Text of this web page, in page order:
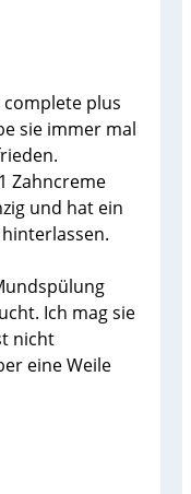
plus
sie immer mal
Zahncreme
und hat ein
Ich mag sie
nicht
eine Weile